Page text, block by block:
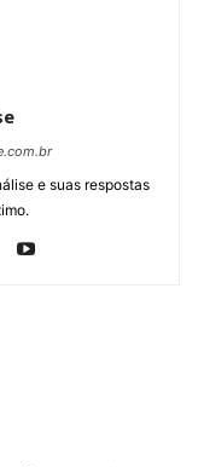
e suas respostas